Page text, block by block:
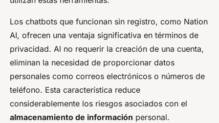
Los chatbots que funcionan sin registro, como Nation
AI, ofrecen una ventaja significativa en términos de
privacidad. Al no requerir la creación de una cuenta,
eliminan la necesidad de proporcionar datos
personales como correos electrónicos o números de
teléfono. Esta característica reduce
considerablemente los riesgos asociados con el
almacenamiento de información personal.